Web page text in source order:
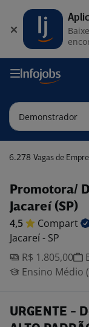
6.278 Vagas de
Promotora/
Jacareí (SP)
4,5
Compart
Jacareí - SP
R$ 1.805,00
Ensino Médio
URGENTE -